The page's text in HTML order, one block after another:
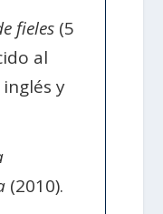
fieles (5
al
y
(2010).